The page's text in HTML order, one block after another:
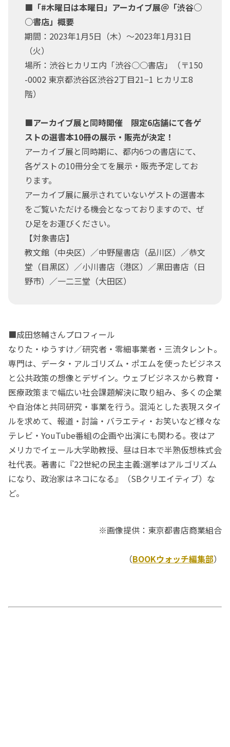
■「#木曜日は本曜日」アーカイブ展＠「渋谷○
○書店」概要
期間：2023年1月5日（木）～2023年1月31日
（火）
場所：渋谷ヒカリエ内「渋谷○○書店」（〒150
-0002 東京都渋谷区渋谷2丁目21−1 ヒカリエ8
階）
■アーカイブ展と同時開催 限定6店舗にて各ゲ
ストの選書本10冊の展示・販売が決定！
アーカイブ展と同時期に、都内6つの書店にて、
各ゲストの10冊分全てを展示・販売予定してお
ります。
アーカイブ展に展示されていないゲストの選書本
をご覧いただける機会となっておりますので、ぜ
ひ足をお運びください。
【対象書店】
教文館（中央区）／中野屋書店（品川区）／恭文
堂（目黒区）／小川書店（港区）／黒田書店（日
野市）／一二三堂（大田区）
■成田悠輔さんプロフィール
なりた・ゆうすけ／研究者・零細事業者・三流タレント。
専門は、データ・アルゴリズム・ポエムを使ったビジネス
と公共政策の想像とデザイン。ウェブビジネスから教育・
医療政策まで幅広い社会課題解決に取り組み、多くの企業
や自治体と共同研究・事業を行う。混沌とした表現スタイ
ルを求めて、報道・討論・バラエティ・お笑いなど様々な
テレビ・YouTube番組の企画や出演にも関わる。夜はア
メリカでイェール大学助教授、昼は日本で半熟仮想株式会
社代表。著書に『22世紀の民主主義:選挙はアルゴリズム
になり、政治家はネコになる』（SBクリエイティブ）な
ど。
※画像提供：東京都書店商業組合
（BOOKウォッチ編集部）